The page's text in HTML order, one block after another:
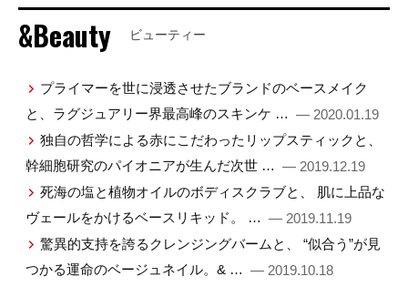
&Beauty ビューティー
プライマーを世に浸透させたブランドのベースメイク
と、ラグジュアリー界最高峰のスキンケ … — 2020.01.19
独自の哲学による赤にこだわったリップスティックと、
幹細胞研究のパイオニアが生んだ次世 … — 2019.12.19
死海の塩と植物オイルのボディスクラブと、 肌に上品な
ヴェールをかけるベースリキッド。 … — 2019.11.19
驚異的支持を誇るクレンジングバームと、 “似合う”が見
つかる運命のベージュネイル。& … — 2019.10.18